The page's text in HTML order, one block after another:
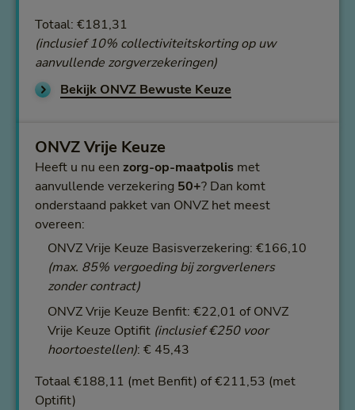
Totaal: €181,31
(inclusief 10% collectiviteitskorting op uw
aanvullende zorgverzekeringen)
Bekijk ONVZ Bewuste Keuze
ONVZ Vrije Keuze
Heeft u nu een zorg-op-maatpolis met
aanvullende verzekering 50+? Dan komt
onderstaand pakket van ONVZ het meest
overeen:
ONVZ Vrije Keuze Basisverzekering: €166,10
(max. 85% vergoeding bij zorgverleners
zonder contract)
ONVZ Vrije Keuze Benfit: €22,01 of ONVZ
Vrije Keuze Optifit (inclusief €250 voor
hoortoestellen): € 45,43
Totaal €188,11 (met Benfit) of €211,53 (met
Optifit)